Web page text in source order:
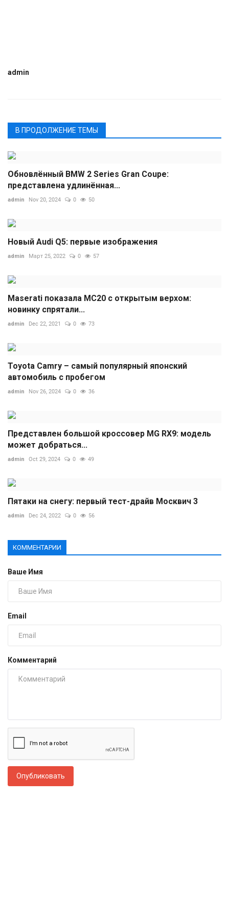
admin
В ПРОДОЛЖЕНИЕ ТЕМЫ
Обновлённый BMW 2 Series Gran Coupe:
представлена удлинённая...
admin Nov 20, 2024 0 50
Новый Audi Q5: первые изображения
admin Март 25, 2022 0 57
Maserati показала MC20 с открытым верхом:
новинку спрятали...
admin Dec 22, 2021 0 73
Toyota Camry – самый популярный японский
автомобиль с пробегом
admin Nov 26, 2024 0 36
Представлен большой кроссовер MG RX9: модель
может добраться...
admin Oct 29, 2024 0 49
Пятаки на снегу: первый тест-драйв Москвич 3
admin Dec 24, 2022 0 56
КОММЕНТАРИИ
Ваше Имя
Email
Комментарий
Опубликовать